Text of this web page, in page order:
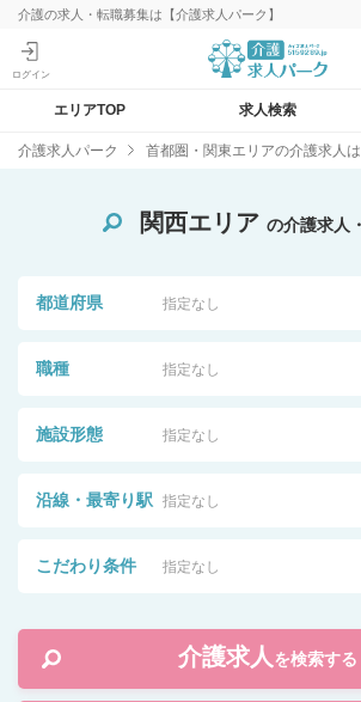
介護の求人・転職募集は【介護求人パーク】
エリアTOP 求人検索
介護求人パーク 首都圏・関東エリアの介護求人
関西エリア の介護求人
都道府県 指定なし
職種 指定なし
施設形態 指定なし
沿線・最寄り駅 指定なし
こだわり条件 指定なし
介護求人 を検索する